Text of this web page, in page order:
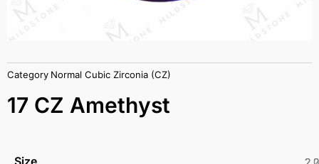
Category Normal Cubic Zirconia (CZ)
17 CZ Amethyst
Size